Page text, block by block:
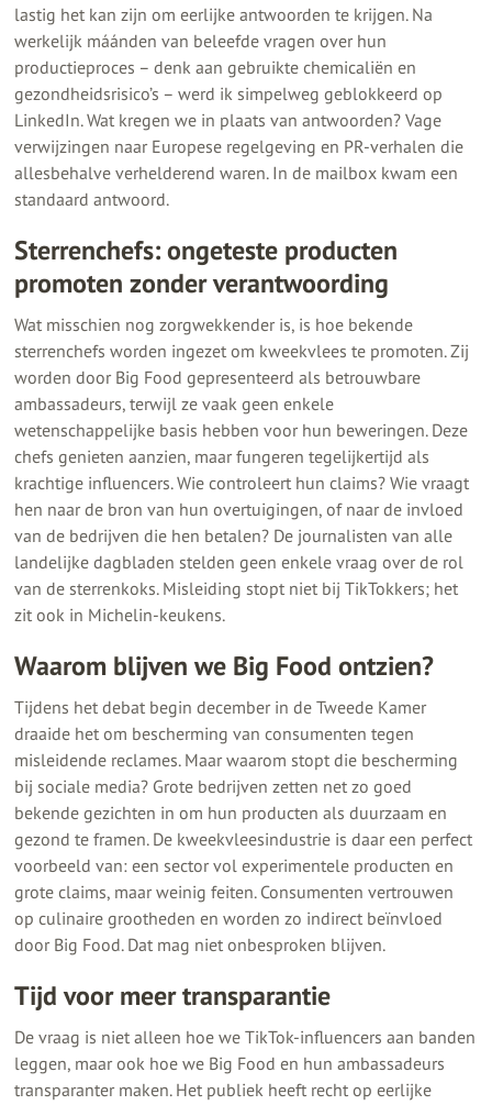
lastig het kan zijn om eerlijke antwoorden te krijgen. Na
werkelijk máánden van beleefde vragen over hun
productieproces – denk aan gebruikte chemicaliën en
gezondheidsrisico’s – werd ik simpelweg geblokkeerd op
LinkedIn. Wat kregen we in plaats van antwoorden? Vage
verwijzingen naar Europese regelgeving en PR-verhalen die
allesbehalve verhelderend waren. In de mailbox kwam een
standaard antwoord.
Sterrenchefs: ongeteste producten
promoten zonder verantwoording
Wat misschien nog zorgwekkender is, is hoe bekende
sterrenchefs worden ingezet om kweekvlees te promoten. Zij
worden door Big Food gepresenteerd als betrouwbare
ambassadeurs, terwijl ze vaak geen enkele
wetenschappelijke basis hebben voor hun beweringen. Deze
chefs genieten aanzien, maar fungeren tegelijkertijd als
krachtige influencers. Wie controleert hun claims? Wie vraagt
hen naar de bron van hun overtuigingen, of naar de invloed
van de bedrijven die hen betalen? De journalisten van alle
landelijke dagbladen stelden geen enkele vraag over de rol
van de sterrenkoks. Misleiding stopt niet bij TikTokkers; het
zit ook in Michelin-keukens.
Waarom blijven we Big Food ontzien?
Tijdens het debat begin december in de Tweede Kamer
draaide het om bescherming van consumenten tegen
misleidende reclames. Maar waarom stopt die bescherming
bij sociale media? Grote bedrijven zetten net zo goed
bekende gezichten in om hun producten als duurzaam en
gezond te framen. De kweekvleesindustrie is daar een perfect
voorbeeld van: een sector vol experimentele producten en
grote claims, maar weinig feiten. Consumenten vertrouwen
op culinaire grootheden en worden zo indirect beïnvloed
door Big Food. Dat mag niet onbesproken blijven.
Tijd voor meer transparantie
De vraag is niet alleen hoe we TikTok-influencers aan banden
leggen, maar ook hoe we Big Food en hun ambassadeurs
transparanter maken. Het publiek heeft recht op eerlijke